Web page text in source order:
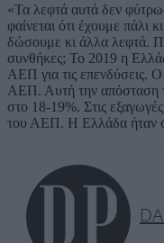
«Τα λεφτά αυτά δεν
φαίνεται ότι έχουμε
δώσουμε κι άλλα λεφτά.
συνθήκες; Το 2019 η
ΑΕΠ για τις επενδύσεις.
ΑΕΠ. Αυτή την απόσταση
στο 18-19%. Στις
του ΑΕΠ. Η Ελλάδα ήταν